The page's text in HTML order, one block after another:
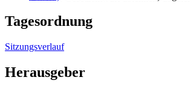
Tagesordnung
Sitzungsverlauf
Herausgeber